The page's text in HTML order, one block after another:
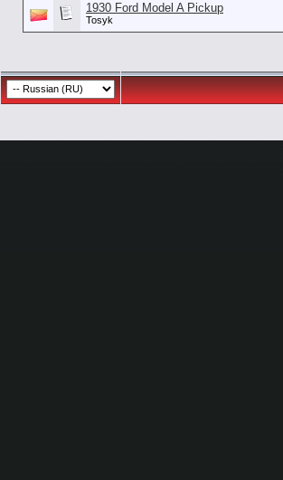
1930 Ford Model A Pickup
Tosyk